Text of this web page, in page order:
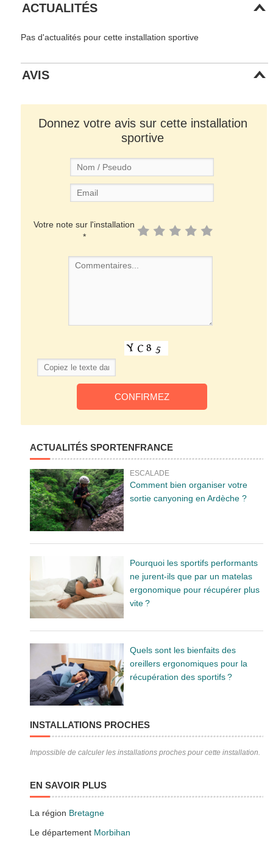
ACTUALITÉS
Pas d'actualités pour cette installation sportive
AVIS
Donnez votre avis sur cette installation
sportive
Votre note sur l'installation
*
ACTUALITÉS SPORTENFRANCE
ESCALADE
Comment bien organiser votre
sortie canyoning en Ardèche ?
Pourquoi les sportifs performants
ne jurent-ils que par un matelas
ergonomique pour récupérer plus
vite ?
Quels sont les bienfaits des
oreillers ergonomiques pour la
récupération des sportifs ?
INSTALLATIONS PROCHES
Impossible de calculer les installations proches pour cette installation.
EN SAVOIR PLUS
La région Bretagne
Le département Morbihan